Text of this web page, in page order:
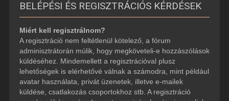
BELÉPÉSI ÉS REGISZTRÁCIÓS KÉRDÉSEK
Miért kell regisztrálnom?
A regisztráció nem feltétlenül kötelező, a fórum
adminisztrátorán múlik, hogy megköveteli-e hozzászólások
küldéséhez. Mindemellett a regisztrációval plusz
lehetőségek is elérhetővé válnak a számodra, mint például
avatar használata, privát üzenetek, illetve e-mailek
küldése, csatlakozás csoportokhoz stb. A regisztráció